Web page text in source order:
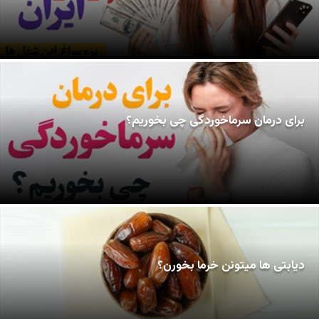
برای درمان سرماخوردگی چی بخوریم؟
دیابتی ها میتونن خرما بخورن؟